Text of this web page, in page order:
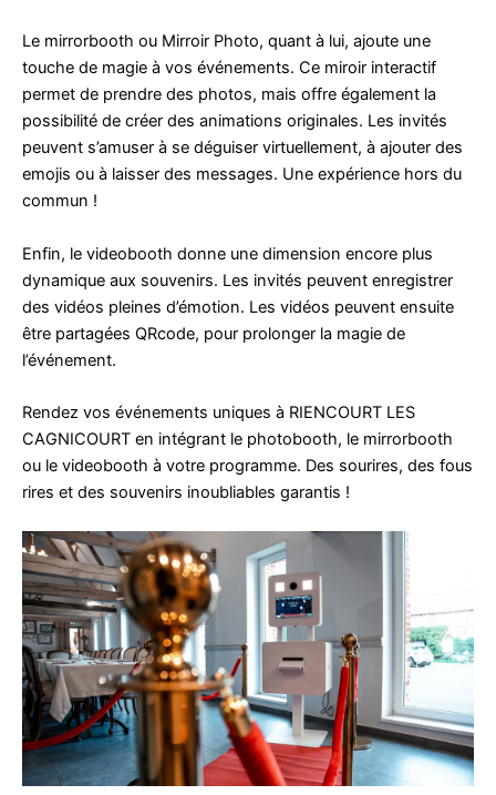
Le mirrorbooth ou Mirroir Photo, quant à lui, ajoute une
touche de magie à vos événements. Ce miroir interactif
permet de prendre des photos, mais offre également la
possibilité de créer des animations originales. Les invités
peuvent s’amuser à se déguiser virtuellement, à ajouter des
emojis ou à laisser des messages. Une expérience hors du
commun !
Enfin, le videobooth donne une dimension encore plus
dynamique aux souvenirs. Les invités peuvent enregistrer
des vidéos pleines d’émotion. Les vidéos peuvent ensuite
être partagées QRcode, pour prolonger la magie de
l’événement.
Rendez vos événements uniques à RIENCOURT LES
CAGNICOURT en intégrant le photobooth, le mirrorbooth
ou le videobooth à votre programme. Des sourires, des fous
rires et des souvenirs inoubliables garantis !